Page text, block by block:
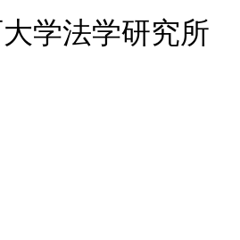
学法学研究所